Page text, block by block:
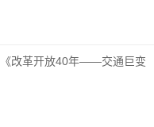
《改革开放40年——交通巨变